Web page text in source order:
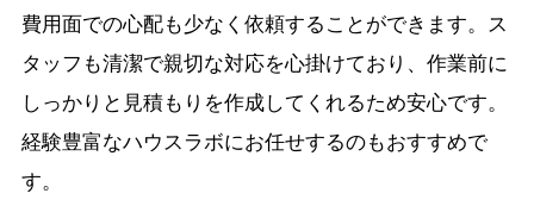
費用面での心配も少なく依頼することができます。ス
タッフも清潔で親切な対応を心掛けており、作業前に
しっかりと見積もりを作成してくれるため安心です。
経験豊富なハウスラボにお任せするのもおすすめで
す。